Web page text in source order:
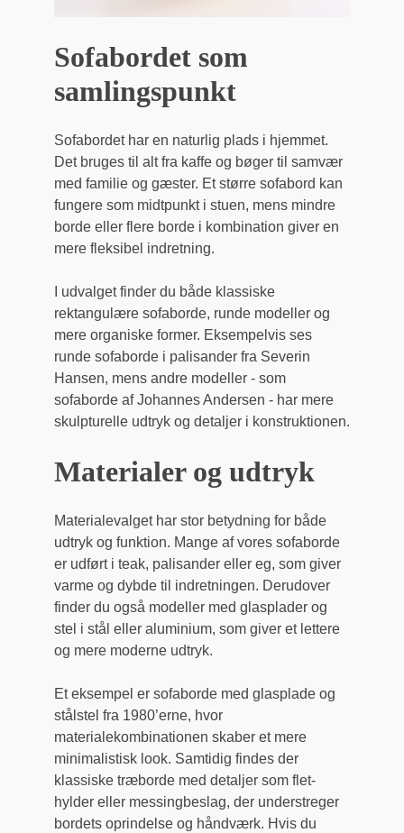
Sofabordet som
samlingspunkt
Sofabordet har en naturlig plads i hjemmet.
Det bruges til alt fra kaffe og bøger til samvær
med familie og gæster. Et større sofabord kan
fungere som midtpunkt i stuen, mens mindre
borde eller flere borde i kombination giver en
mere fleksibel indretning.
I udvalget finder du både klassiske
rektangulære sofaborde, runde modeller og
mere organiske former. Eksempelvis ses
runde sofaborde i palisander fra Severin
Hansen, mens andre modeller - som
sofaborde af Johannes Andersen - har mere
skulpturelle udtryk og detaljer i konstruktionen.
Materialer og udtryk
Materialevalget har stor betydning for både
udtryk og funktion. Mange af vores sofaborde
er udført i teak, palisander eller eg, som giver
varme og dybde til indretningen. Derudover
finder du også modeller med glasplader og
stel i stål eller aluminium, som giver et lettere
og mere moderne udtryk.
Et eksempel er sofaborde med glasplade og
stålstel fra 1980’erne, hvor
materialekombinationen skaber et mere
minimalistisk look. Samtidig findes der
klassiske træborde med detaljer som flet-
hylder eller messingbeslag, der understreger
bordets oprindelse og håndværk. Hvis du